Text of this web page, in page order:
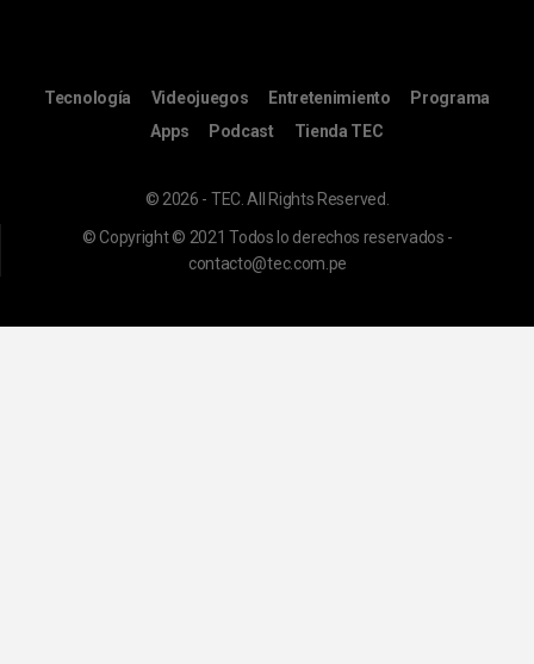
Tecnología Videojuegos Entretenimiento
Programa
Apps
Podcast Tienda TEC
© 2026 - TEC. All Rights Reserved.
© Copyright © 2021 Todos lo derechos reservados -
contacto@tec.com.pe